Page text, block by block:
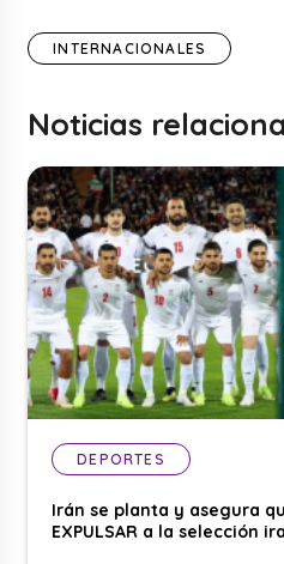
INTERNACIONALES
Noticias
DEPORTES
Irán se planta y asegura
EXPULSAR a la selección